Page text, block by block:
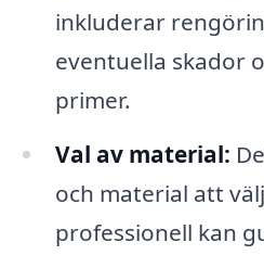
inkluderar
eventuella skador
primer.
Val av material:
och material att
professionell kan